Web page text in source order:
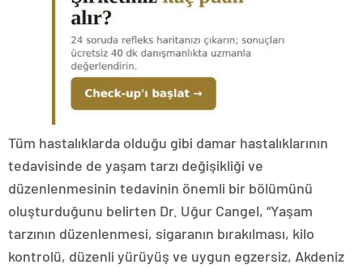
Tüm hastalıklarda olduğu gibi damar hastalıklarının
tedavisinde de yaşam tarzı değişikliği ve
düzenlenmesinin tedavinin önemli bir bölümünü
oluşturduğunu belirten Dr. Uğur Cangel, “Yaşam
tarzının düzenlenmesi, sigaranın bırakılması, kilo
kontrolü, düzenli yürüyüş ve uygun egzersiz, Akdeniz